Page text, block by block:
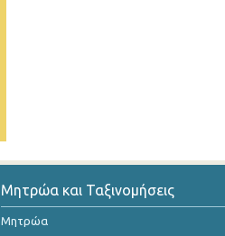
Μητρώα και Ταξινομήσεις
Μητρώα